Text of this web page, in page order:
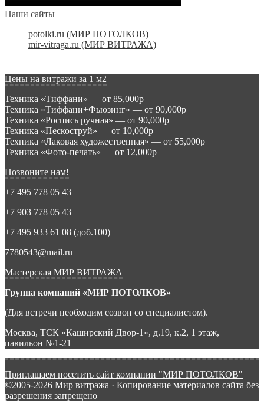
Наши сайты
potolki.ru (МИР ПОТОЛКОВ)
mir-vitraga.ru (МИР ВИТРАЖА)
Цены на витражи за 1 м2
Техника «Тиффани» — от 85,000р
Техника «Тиффани+Фьюзинг» — от 90,000р
Техника «Роспись ручная» — от 90,000р
Техника «Пескоструй» — от 10,000р
Техника «Лаковая художественная» — от 55,000р
Техника «Фото-печать» — от 12,000р
Позвоните нам!
+7 495 778 05 43
+7 903 778 05 43
+7 495 933 61 08 (доб.100)
7780543@mail.ru
Мастерская МИР ВИТРАЖА
Группа компаний «МИР ПОТОЛКОВ»
(Для встречи необходим созвон со специалистом).
Москва, ТСК «Каширский Двор-1», д.19, к.2, 1 этаж,
павильон №1-21
Приглашаем посетить сайт компании "МИР ПОТОЛКОВ"
©2005-2026 Мир витража · Копирование материалов сайта без
разрешения запрещено